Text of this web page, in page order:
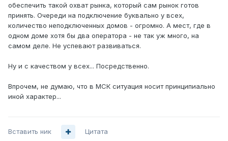
обеспечить такой охват рынка, который сам рынок готов
принять. Очереди на подключение буквально у всех,
количество неподключенных домов - огромно. А мест, где в
одном доме хотя бы два оператора - не так уж много, на
самом деле. Не успевают развиваться.
Ну и с качеством у всех... Посредственно.
Впрочем, не думаю, что в МСК ситуация носит принципиально
иной характер...
Вставить ник Цитата